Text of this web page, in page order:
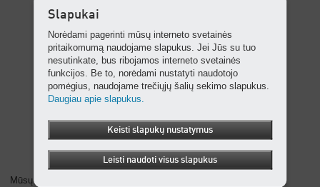
Mūsų rekomendacija: prieš išleisdami į kanalizaciją, kondensatą
Slapukai
Norėdami pagerinti mūsų interneto svetainės
pritaikomumą naudojame slapukus. Jei Jūs su tuo
nesutinkate, bus ribojamos interneto svetainės
funkcijos. Be to, norėdami nustatyti naudotojo
pomėgius, naudojame trečiųjų šalių sekimo slapukus.
Daugiau apie slapukus.
Keisti slapukų nustatymus
Leisti naudoti visus slapukus